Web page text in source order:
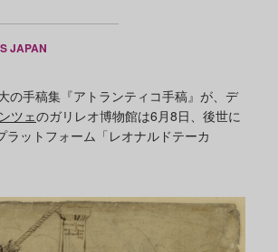
JAPAN
の手稿集『アトランティコ手稿』が、デ
ツェのガリレオ博物館は6月8日、後世に
ットフォーム「レオナルドテーカ